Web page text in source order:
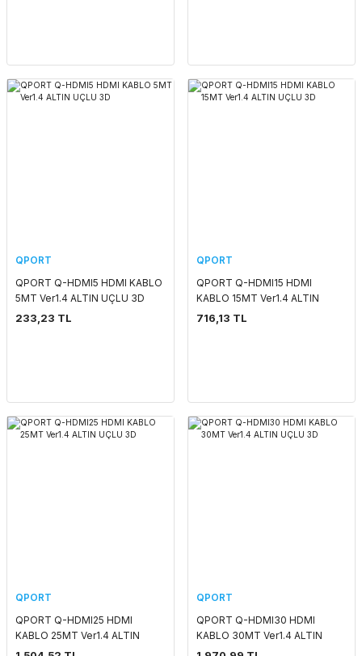
QPORT
QPORT Q-HDMI5 HDMI KABLO
5MT Ver1.4 ALTIN UÇLU 3D
233,23 TL
QPORT
QPORT Q-HDMI15 HDMI
KABLO 15MT Ver1.4 ALTIN
UÇLU 3D
716,13 TL
QPORT
QPORT Q-HDMI25 HDMI
KABLO 25MT Ver1.4 ALTIN
UÇLU 3D
QPORT
QPORT Q-HDMI30 HDMI
KABLO 30MT Ver1.4 ALTIN
UÇLU 3D